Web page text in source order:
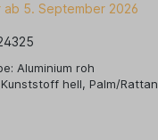
ab 5. September 2026
Aluminium roh
hell, Palm/Rattan